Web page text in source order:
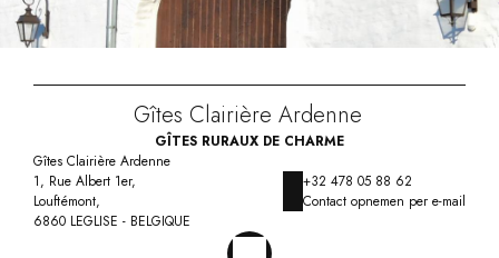
Gîtes Clairière Ardenne
GÎTES RURAUX DE CHARME
Gîtes Clairière Ardenne
1, Rue Albert 1er,
Louftémont,
6860 LEGLISE - BELGIQUE
+32 478 05 88 62
Contact opnemen per e-mail